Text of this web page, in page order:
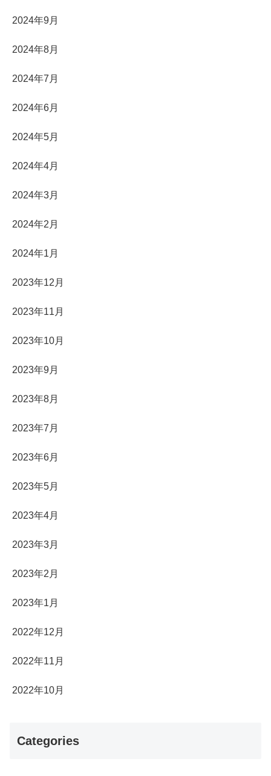
2024年9月
2024年8月
2024年7月
2024年6月
2024年5月
2024年4月
2024年3月
2024年2月
2024年1月
2023年12月
2023年11月
2023年10月
2023年9月
2023年8月
2023年7月
2023年6月
2023年5月
2023年4月
2023年3月
2023年2月
2023年1月
2022年12月
2022年11月
2022年10月
Categories